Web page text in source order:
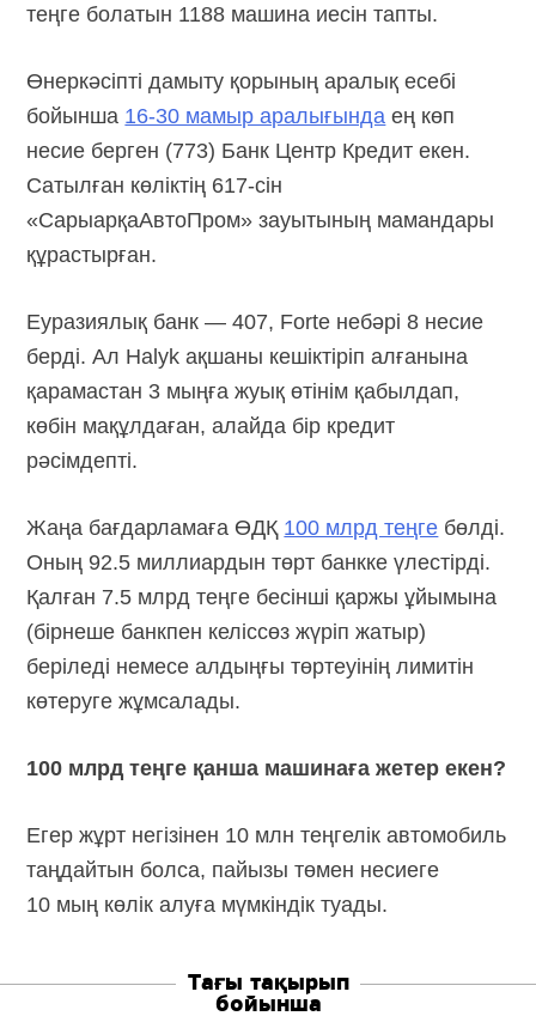
теңге болатын 1188 машина иесін тапты.
Өнеркәсіпті дамыту қорының аралық есебі
бойынша 16-30 мамыр аралығында ең көп
несие берген (773) Банк Центр Кредит екен.
Сатылған көліктің 617-сін
«СарыарқаАвтоПром» зауытының мамандары
құрастырған.
Еуразиялық банк — 407, Forte небәрі 8 несие
берді. Ал Halyk ақшаны кешіктіріп алғанына
қарамастан 3 мыңға жуық өтінім қабылдап,
көбін мақұлдаған, алайда бір кредит
рәсімдепті.
Жаңа бағдарламаға ӨДҚ 100 млрд теңге бөлді.
Оның 92.5 миллиардын төрт банкке үлестірді.
Қалған 7.5 млрд теңге бесінші қаржы ұйымына
(бірнеше банкпен келіссөз жүріп жатыр)
беріледі немесе алдыңғы төртеуінің лимитін
көтеруге жұмсалады.
100 млрд теңге қанша машинаға жетер екен?
Егер жұрт негізінен 10 млн теңгелік автомобиль
таңдайтын болса, пайызы төмен несиеге
10 мың көлік алуға мүмкіндік туады.
Тағы тақырып
бойынша